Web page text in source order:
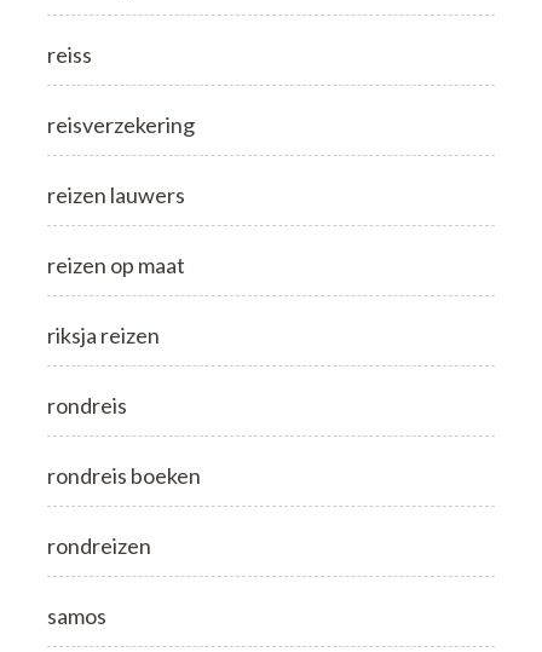
reiss
reisverzekering
reizen lauwers
reizen op maat
riksja reizen
rondreis
rondreis boeken
rondreizen
samos